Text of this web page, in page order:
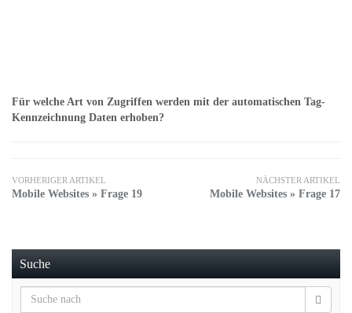
Für welche Art von Zugriffen werden mit der automatischen Tag-
Kennzeichnung Daten erhoben?
VORHERIGER ARTIKEL
Mobile Websites » Frage 19
NÄCHSTER ARTIKEL
Mobile Websites » Frage 17
Suche